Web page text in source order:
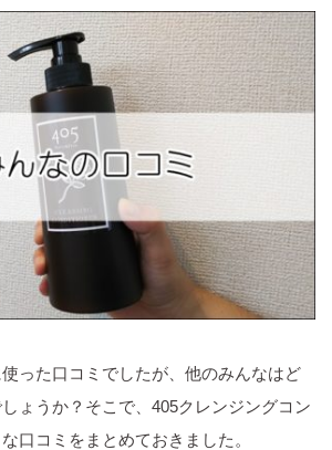
った口コミでしたが、他のみんなはど
ょうか？そこで、405クレンジングコン
口コミをまとめておきました。